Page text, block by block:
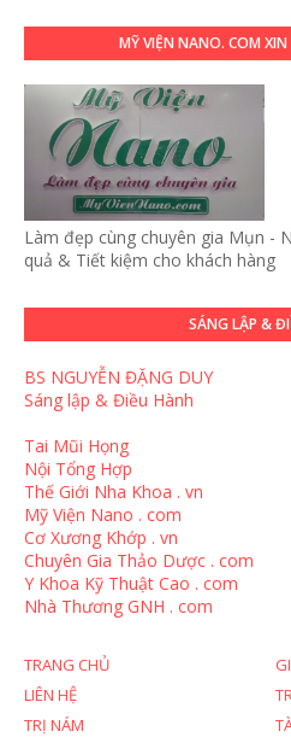
MỸ VIỆN NANO. COM XIN
Làm đẹp cùng chuyên gia Mụn -
quả & Tiết kiệm cho khách hàng
SÁNG LẬP &
BS NGUYỄN ĐẶNG DUY
Sáng lập & Điều Hành
Tai Mũi Họng
Nội Tổng Hợp
Thế Giới Nha Khoa . vn
Mỹ Viện Nano . com
Cơ Xương Khớp . vn
Chuyên Gia Thảo Dược . com
Y Khoa Kỹ Thuật Cao . com
Nhà Thương GNH . com
TRANG CHỦ
LIÊN HỆ
TRỊ NÁM